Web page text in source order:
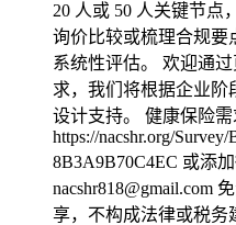
20 人或 50 人关键节点
询价比较或梳理合规要
系统性评估。 欢迎通
求，我们将根据企业阶
设计支持。 健康保险需
https://nacshr.org/
8B3A9B70C4EC 或添
nacshr818@gmail.com
享，不构成法律或税务